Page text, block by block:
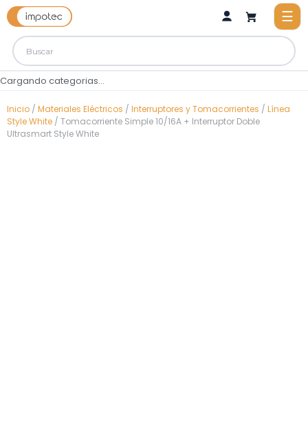
Cargando categorias...
Inicio / Materiales Eléctricos / Interruptores y Tomacorrientes / Línea
Style White / Tomacorriente Simple 10/16A + Interruptor Doble
Ultrasmart Style White